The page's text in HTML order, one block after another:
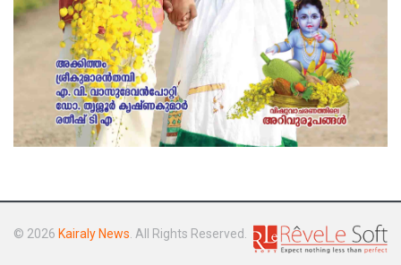
© 2026 Kairaly News . All Rights Reserved.